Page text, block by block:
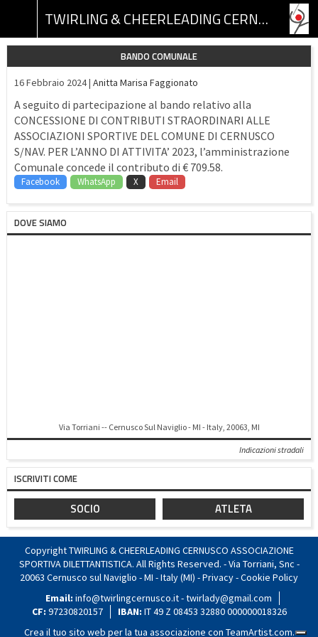
TWIRLING & CHEERLEADING CERNUSCO ASSOCIAZIONE SPORTIVA DILETTANTISTICA
BANDO COMUNALE
16 Febbraio 2024 | Anitta Marisa Faggionato
A seguito di partecipazione al bando relativo alla
CONCESSIONE DI CONTRIBUTI STRAORDINARI ALLE
ASSOCIAZIONI SPORTIVE DEL COMUNE DI CERNUSCO
S/NAV. PER L’ANNO DI ATTIVITA’ 2023, l’amministrazione
Comunale concede il contributo di € 709.58.
Facebook WhatsApp X Email
DOVE SIAMO
Via Torriani -- Cernusco Sul Naviglio - MI - Italy, 20063, MI
Indicazioni stradali
ISCRIVITI COME
SOCIO ATLETA
Copyright TWIRLING & CHEERLEADING CERNUSCO ASSOCIAZIONE
SPORTIVA DILETTANTISTICA. All Rights Reserved. - Via Torriani, Snc -
20063 Cernusco sul Naviglio - MI - Italy (MI) -Privacy-Cookie Policy
Email: info@twirlingcernusco.it - twirlady@gmail.com
CF: 97230820157 IBAN: IT 49 Z 08453 32880 000000018326
Crea il tuo sito web per la tua associazione con TeamArtist.com.